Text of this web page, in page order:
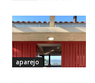
aparejo